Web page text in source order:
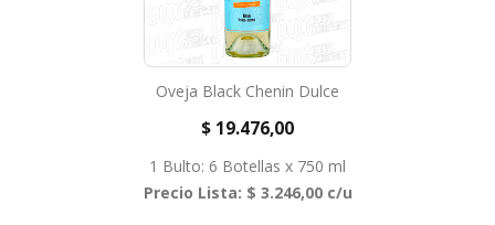
Oveja Black Chenin Dulce
$ 19.476,00
1 Bulto: 6 Botellas x 750 ml
Precio Lista: $ 3.246,00 c/u